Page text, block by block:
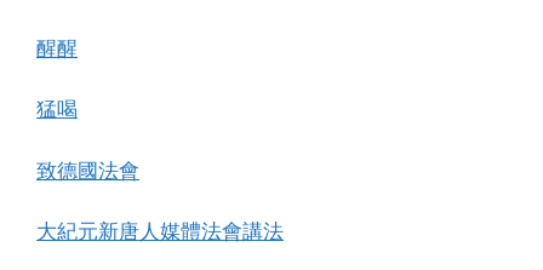
醒醒
猛喝
致德國法會
大紀元新唐人媒體法會講法